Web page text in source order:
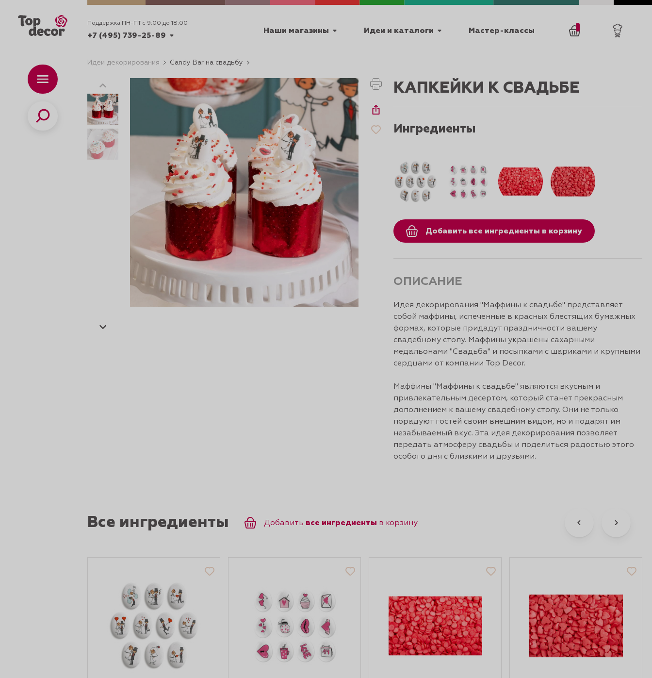
Поддержка ПН-ПТ с 9:00 до 18:00
+7 (495) 739-25-89
+7 (495) 739-62-70
+7 (495) 739-25-89
Время работы
ПН-ПТ с 9:00 до 18:00
Наши магазины Идеи и каталоги
ДЕКОРИРОВАНИЯ
ТЕХНИЧЕСКИЕ
УРОКИ ПАСХА 2025
Мастер-классы
Каталог
Поиск
Идеи декорирования Candy Bar на свадьбу
КАПКЕЙКИ К СВАДЬБЕ
Ингредиенты
Добавить все ингредиенты в корзину
ОПИСАНИЕ
Идея декорирования "Маффины к свадьбе" представляет
собой маффины, испеченные в красных блестящих бумажных
формах, которые придадут праздничности вашему
свадебному столу. Маффины украшены сахарными
медальонами "Свадьба" и посыпками с шариками и крупными
сердцами от компании Top Decor.
Маффины "Маффины к свадьбе" являются вкусным и
привлекательным десертом, который станет прекрасным
дополнением к вашему свадебному столу. Они не только
порадуют гостей своим внешним видом, но и подарят им
незабываемый вкус. Эта идея декорирования позволяет
передать атмосферу свадьбы и поделиться радостью этого
особого дня с близкими и друзьями.
Все ингредиенты Добавить все ингредиенты в корзину